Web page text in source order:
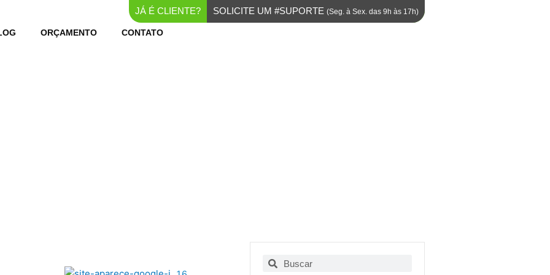
JÁ É CLIENTE? SOLICITE UM #SUPORTE (Seg. à Sex. das 9h às 17h)
ORÇAMENTO CONTATO
Pesquisar
Pesquisar